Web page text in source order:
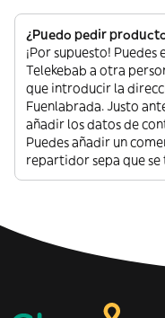
¿Puedo pedir
¡Por supuesto!
Telekebab a otra
que introducir la
Fuenlabrada. Justo
añadir los datos de
Puedes añadir un
repartidor sepa que